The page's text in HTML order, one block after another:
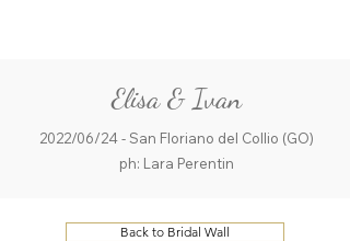
Elisa & Ivan
2022/06/24 - San Floriano del Collio (GO)
ph: Lara Perentin
Back to Bridal Wall